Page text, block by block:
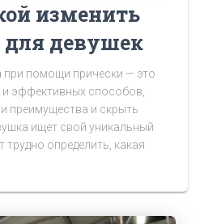
изменить
девушек
помощи прически — это
эффективных способов,
преимущества и скрыть
ищет свой уникальный
трудно определить, какая